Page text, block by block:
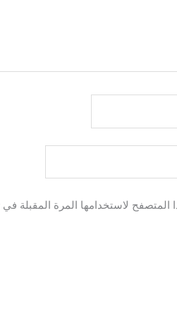
لاستخدامها المرة المقبلة في